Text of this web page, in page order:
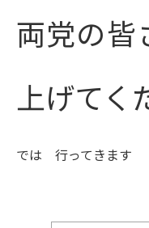
両党の皆
上げてく
では 行ってきます